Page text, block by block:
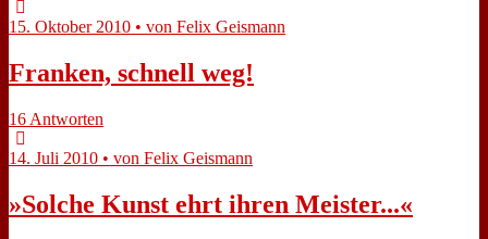
15. Oktober 2010 • von Felix Geismann
Fran­ken, schnell weg!
16 Antworten
14. Juli 2010 • von Felix Geismann
»Sol­che Kunst ehrt ih­ren Mei­ster...«